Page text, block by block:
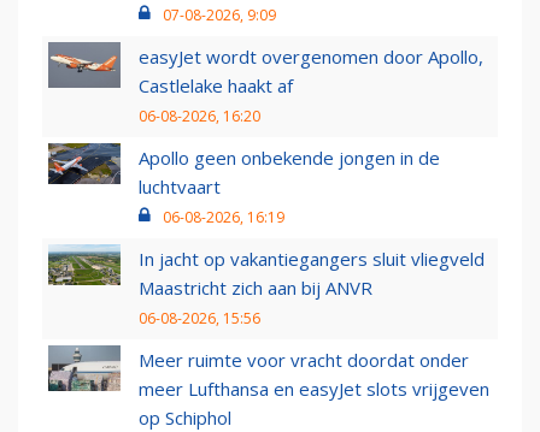
07-08-2026, 9:09
easyJet wordt overgenomen door Apollo,
Castlelake haakt af
06-08-2026, 16:20
Apollo geen onbekende jongen in de
luchtvaart
06-08-2026, 16:19
In jacht op vakantiegangers sluit vliegveld
Maastricht zich aan bij ANVR
06-08-2026, 15:56
Meer ruimte voor vracht doordat onder
meer Lufthansa en easyJet slots vrijgeven
op Schiphol